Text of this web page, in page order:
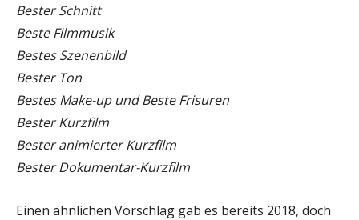
Bester Schnitt
Beste Filmmusik
Bestes Szenenbild
Bester Ton
Bestes Make-up und Beste Frisuren
Bester Kurzfilm
Bester animierter Kurzfilm
Bester Dokumentar-Kurzfilm
Einen ähnlichen Vorschlag gab es bereits 2018, doch